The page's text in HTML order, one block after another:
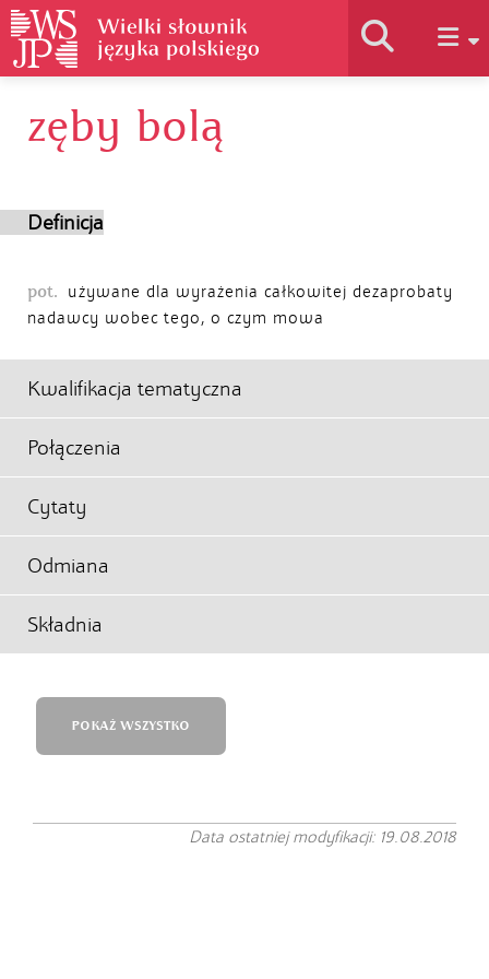
Historia słownika
zęby bolą
Definicja
pot.
używane dla wyrażenia całkowitej dezaprobaty
nadawcy wobec tego, o czym mowa
Kwalifikacja tematyczna
Połączenia
Cytaty
Odmiana
Składnia
POKAŻ WSZYSTKO
Data ostatniej modyfikacji: 19.08.2018